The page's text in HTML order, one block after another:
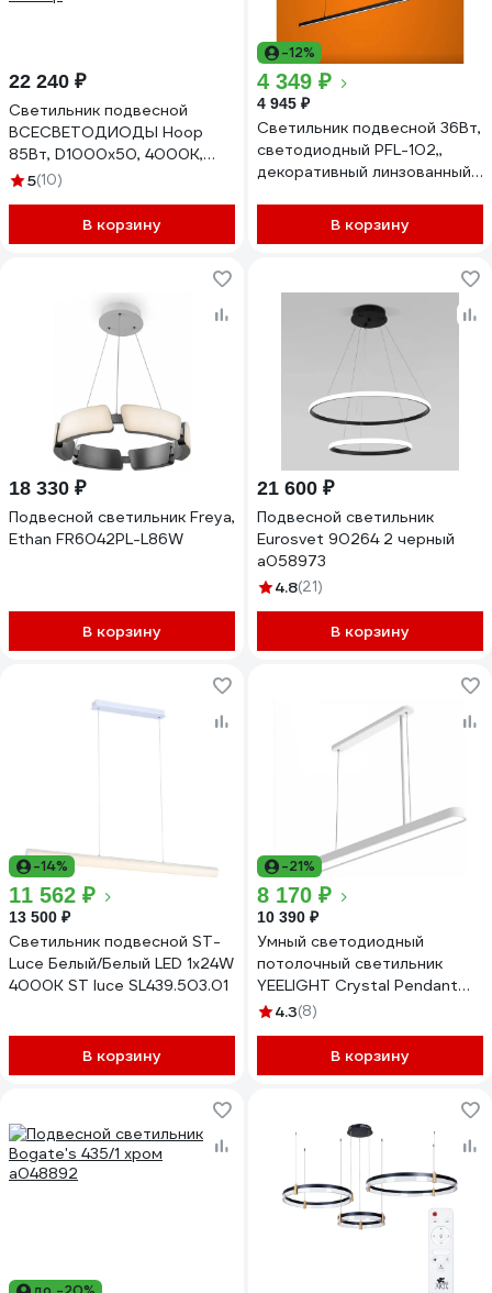
22 240 ₽
Светильник подвесной
ВСЕСВЕТОДИОДЫ Hoop
85Вт, D1000x50, 4000К,
белый, подвесной, IP40 vs-
5(10)
В корзину
-12%
4 349 ₽
4 945 ₽
Светильник подвесной 36Вт,
светодиодный PFL-102,,
декоративный линзованный
iSVET PFL-102-2-5
В корзину
18 330 ₽
Подвесной светильник Freya,
Ethan FR6042PL-L86W
В корзину
21 600 ₽
Подвесной светильник
Eurosvet 90264 2 черный
a058973
4.8(21)
В корзину
-14%
11 562 ₽
13 500 ₽
Светильник подвесной ST-
Luce Белый/Белый LED 1х24W
4000K ST luce SL439.503.01
В корзину
-21%
8 170 ₽
10 390 ₽
Умный светодиодный
потолочный светильник
YEELIGHT Crystal Pendant
Light YLDL01YL YLDL011GL
4.3(8)
В корзину